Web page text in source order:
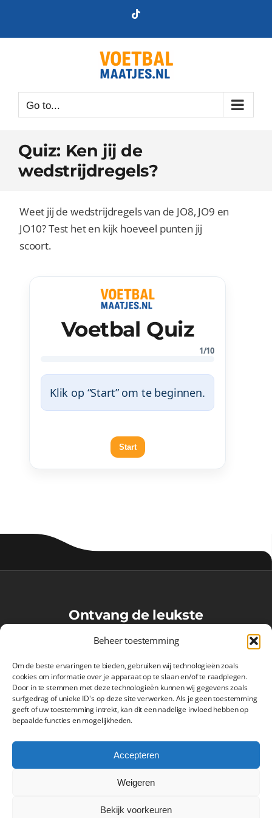
Beheer toestemming
Om de beste ervaringen te bieden, gebruiken wij technologieën zoals
cookies om informatie over je apparaat op te slaan en/of te raadplegen.
Door in te stemmen met deze technologieën kunnen wij gegevens zoals
surfgedrag of unieke ID's op deze site verwerken. Als je geen toestemming
geeft of uw toestemming intrekt, kan dit een nadelige invloed hebben op
bepaalde functies en mogelijkheden.
Accepteren
Weigeren
Bekijk voorkeuren
content
Tiktok
Go to...
Quiz: Ken jij de
wedstrijdregels?
Weet jij de wedstrijdregels van de JO8, JO9 en
JO10? Test het en kijk hoeveel punten jij
scoort.
Voetbal Quiz
1/10
Klik op “Start” om te beginnen.
Start
Ontvang de leukste
VoetbalMaatjes-updates in je
inbox!
Inschrijven